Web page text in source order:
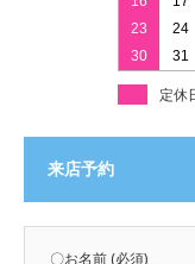
23
24
30
31
定休
来店予約
〇お名前 (必須)